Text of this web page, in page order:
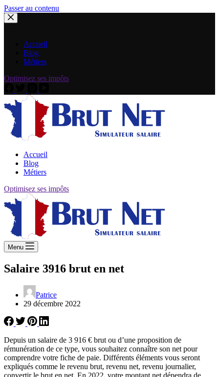
Passer au contenu
Accueil
Blog
Métiers
Optimisez ses impôts
Accueil
Blog
Métiers
Optimisez ses impôts
Menu
Salaire 3916 brut en net
Patrice
29 décembre 2022
Depuis un salaire de 3 916 € brut ou d’une proposition de
rémunération de ce type, vous souhaitez connaître son net pour
comprendre votre fiche de paie. Différents éléments vous seront
expliqués comme le revenu brut, revenu net, revenu journalier,
convertir le brut en net. En 2022, votre montant net dépendra de